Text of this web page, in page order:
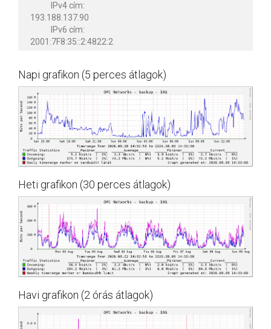
IPv4 cím:
193.188.137.90
IPv6 cím:
2001:7F8:35::2:4822:2
Napi grafikon (5 perces átlagok)
Heti grafikon (30 perces átlagok)
Havi grafikon (2 órás átlagok)